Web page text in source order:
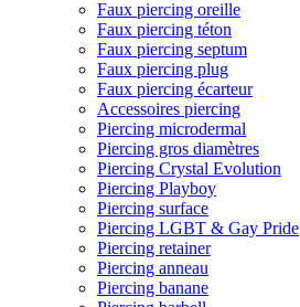
Faux piercing oreille
Faux piercing téton
Faux piercing septum
Faux piercing plug
Faux piercing écarteur
Accessoires piercing
Piercing microdermal
Piercing gros diamètres
Piercing Crystal Evolution
Piercing Playboy
Piercing surface
Piercing LGBT & Gay Pride
Piercing retainer
Piercing anneau
Piercing banane